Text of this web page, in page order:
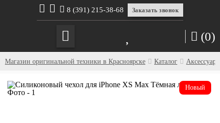
8 (391) 215-38-68 Заказать звонок
(0)
Магазин оригинальной техники в Красноярске Каталог Аксессуары